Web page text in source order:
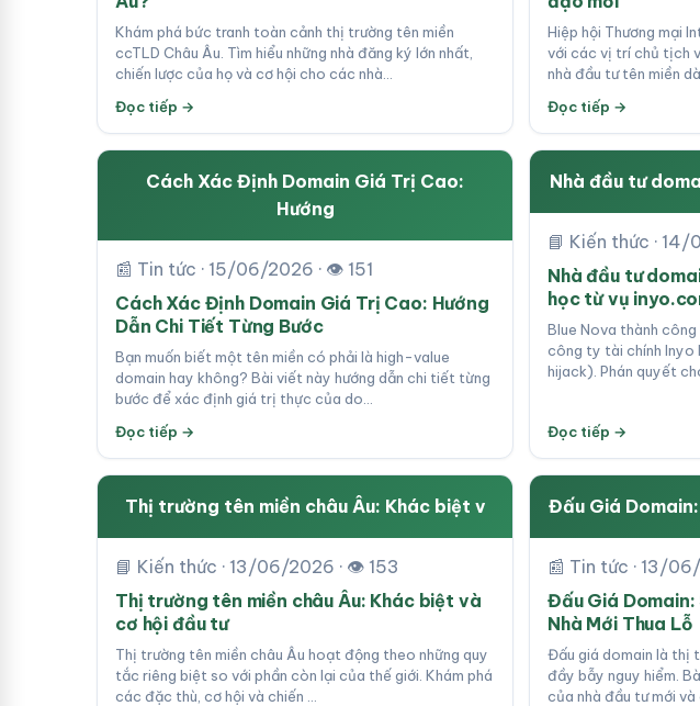
Khám phá bức tranh toàn cảnh thị trường tên miền
ccTLD Châu Âu. Tìm hiểu những nhà đăng ký lớn nhất,
chiến lược của họ và cơ hội cho các nhà…
Đọc tiếp →
Hiệp hội Thương mại
với các vị trí chủ tịch
nhà đầu tư tên miền
Đọc tiếp →
Cách Xác Định Domain Giá Trị Cao:
Hướng
📰 Tin tức · 15/06/2026 · 👁 151
Cách Xác Định Domain Giá Trị Cao: Hướng
Dẫn Chi Tiết Từng Bước
Bạn muốn biết một tên miền có phải là high-value
domain hay không? Bài viết này hướng dẫn chi tiết từng
bước để xác định giá trị thực của do…
Đọc tiếp →
Nhà đầu tư
📘 Kiến thức ·
Nhà đầu tư
học từ vụ
Blue Nova thành
công ty tài chính Inyo
hijack). Phán quyết
Đọc tiếp →
Thị trường tên miền châu Âu: Khác biệt v
📘 Kiến thức · 13/06/2026 · 👁 153
Thị trường tên miền châu Âu: Khác biệt và
cơ hội đầu tư
Thị trường tên miền châu Âu hoạt động theo những quy
tắc riêng biệt so với phần còn lại của thế giới. Khám phá
các đặc thù, cơ hội và chiến …
Đấu Giá Domain:
📰 Tin tức · 13/
Đấu Giá Domain:
Nhà Mới Thua Lỗ
Đấu giá domain là thị
đầy bẫy nguy hiểm.
của nhà đầu tư mới và